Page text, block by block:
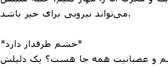
می‌تواند نیرویی برای خیر باشد.
*خشم طرفدار دارد*
و عصبانیت همه جا هست؟ یک دلیلش